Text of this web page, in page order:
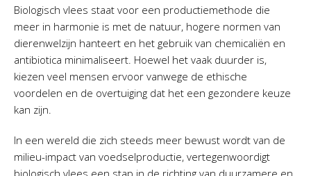
Biologisch vlees staat voor een productiemethode die
meer in harmonie is met de natuur, hogere normen van
dierenwelzijn hanteert en het gebruik van chemicaliën en
antibiotica minimaliseert. Hoewel het vaak duurder is,
kiezen veel mensen ervoor vanwege de ethische
voordelen en de overtuiging dat het een gezondere keuze
kan zijn.
In een wereld die zich steeds meer bewust wordt van de
milieu-impact van voedselproductie, vertegenwoordigt
biologisch vlees een stap in de richting van duurzamere en